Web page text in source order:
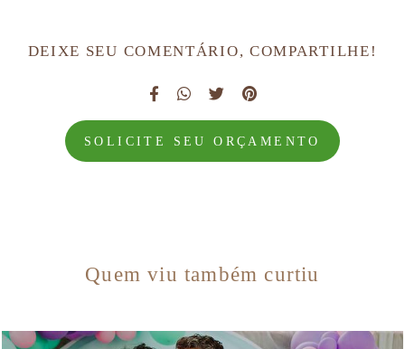
DEIXE SEU COMENTÁRIO, COMPARTILHE!
SOLICITE SEU ORÇAMENTO
Quem viu também curtiu